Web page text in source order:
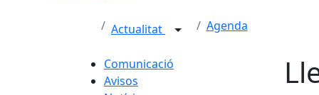
Actualitat Agenda
Comunicació
Avisos